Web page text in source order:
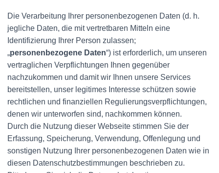
Die Verarbeitung Ihrer personenbezogenen Daten (d. h.
jegliche Daten, die mit vertretbaren Mitteln eine
Identifizierung Ihrer Person zulassen;
„personenbezogene Daten“) ist erforderlich, um unseren
vertraglichen Verpflichtungen Ihnen gegenüber
nachzukommen und damit wir Ihnen unsere Services
bereitstellen, unser legitimes Interesse schützen sowie
rechtlichen und finanziellen Regulierungsverpflichtungen,
denen wir unterworfen sind, nachkommen können.
Durch die Nutzung dieser Webseite stimmen Sie der
Erfassung, Speicherung, Verwendung, Offenlegung und
sonstigen Nutzung Ihrer personenbezogenen Daten wie in
diesen Datenschutzbestimmungen beschrieben zu.